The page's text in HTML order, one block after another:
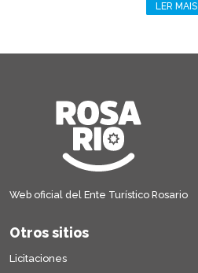
LER MAIS
Web oficial del Ente Turístico Rosario
Otros sitios
Licitaciones